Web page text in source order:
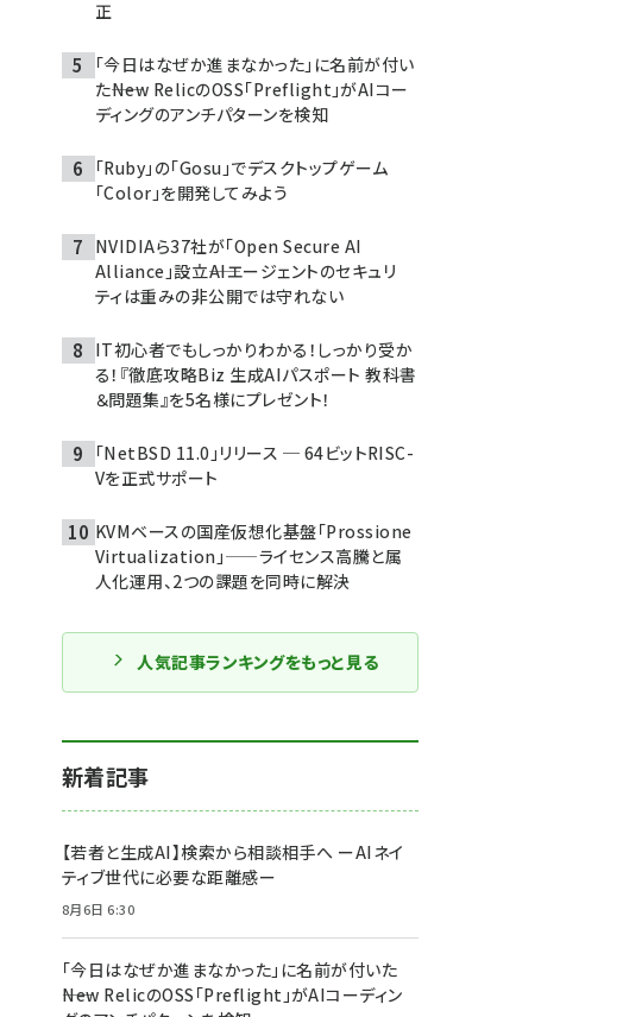
正
「今日はなぜか進まなかった」に名前が付い
た――New RelicのOSS「Preflight」がAIコー
ディングのアンチパターンを検知
「Ruby」の「Gosu」でデスクトップゲーム
「Color」を開発してみよう
NVIDIAら37社が「Open Secure AI
Alliance」設立――AIエージェントのセキュリ
ティは重みの非公開では守れない
IT初心者でもしっかりわかる！しっかり受か
る！『徹底攻略Biz 生成AIパスポート 教科書
＆問題集』を5名様にプレゼント！
「NetBSD 11.0」リリース ─ 64ビットRISC-
Vを正式サポート
KVMベースの国産仮想化基盤「Prossione
Virtualization」——ライセンス高騰と属
人化運用、2つの課題を同時に解決
人気記事ランキングをもっと見る
新着記事
【若者と生成AI】検索から相談相手へ ーAIネイ
ティブ世代に必要な距離感ー
8月6日 6:30
「今日はなぜか進まなかった」に名前が付いた
――New RelicのOSS「Preflight」がAIコーディン